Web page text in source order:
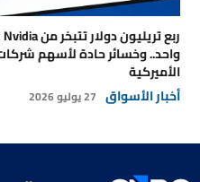
واحد.. وخسائر حادة لأسهم
الأميركية
أخبار الأسواق 27 يوليو 2026